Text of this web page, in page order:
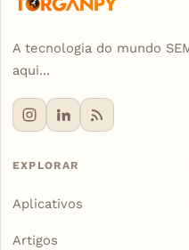
A tecnologia do mundo
aqui...
EXPLORAR
Aplicativos
Artigos